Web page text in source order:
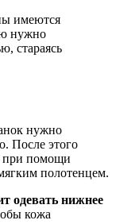
имеются
нужно
стараясь
нужно
После этого
при помощи
полотенцем.
одевать нижнее
кожа